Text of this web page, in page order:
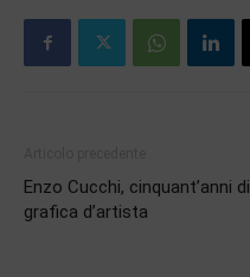
Enzo Cucchi, cinquant’anni di
grafica d’artista